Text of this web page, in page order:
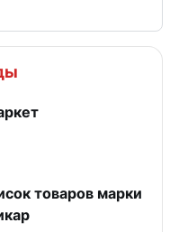
товаров марки